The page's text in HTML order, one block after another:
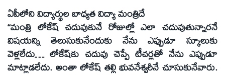
ఏపీలోని విద్యార్థుల బాధ్యత విద్యా మంత్రిదే
‘‘మంత్రి లోకేష్‌ చదువుకునే రోజుల్లో ఎలా చదువుతున్నారనే
విషయన్ని తెలుసుకునేందుకు నేను ఎప్పుడూ స్కూలుకు
వెళ్లలేదు… లోకేష్‌కు చదువు చెప్పే టీచర్లతో నేను ఎప్పుడూ
మాట్లాడలేదు. అంతా లోకేష్‌ తల్లి భువనేశ్వరీనే చూసుకునేవారు.